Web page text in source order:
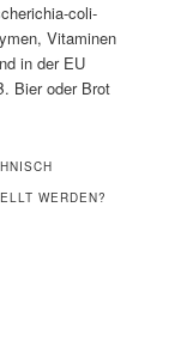
coli-
Vitaminen
in der EU
Bier oder Brot
WERDEN?